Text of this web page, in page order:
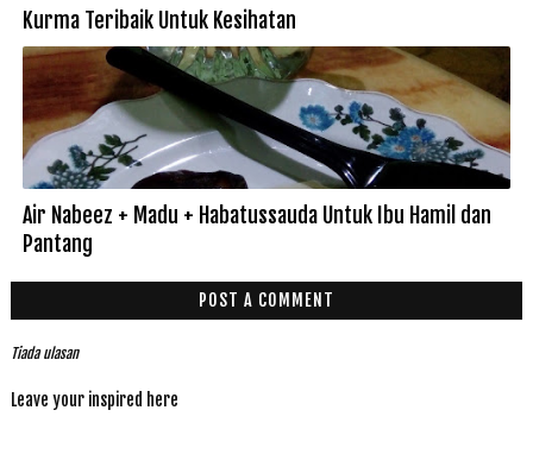
Kurma Teribaik Untuk Kesihatan
Air Nabeez + Madu + Habatussauda Untuk Ibu Hamil dan
Pantang
POST A COMMENT
Tiada ulasan
Leave your inspired here